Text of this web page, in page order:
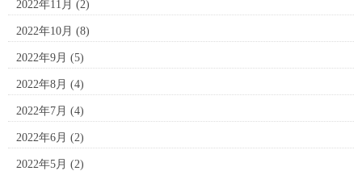
2022年11月 (2)
2022年10月 (8)
2022年9月 (5)
2022年8月 (4)
2022年7月 (4)
2022年6月 (2)
2022年5月 (2)